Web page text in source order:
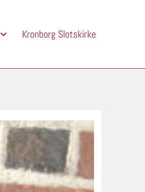
Kronborg Slotskirke